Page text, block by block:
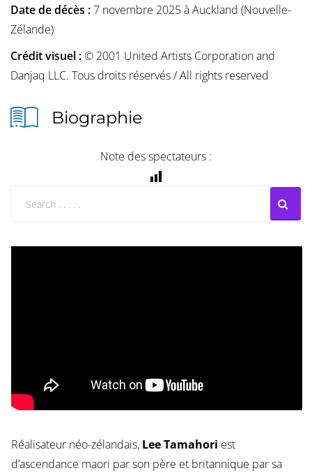
Date de décès :7 novembre 2025 à Auckland (Nouvelle-
Zélande)
Crédit visuel :© 2001 United Artists Corporation and
Danjaq LLC. Tous droits réservés / All rights reserved
Biographie
Note des spectateurs :
Réalisateur néo-zélandais, Lee Tamahori est
d’ascendance maori par son père et britannique par sa